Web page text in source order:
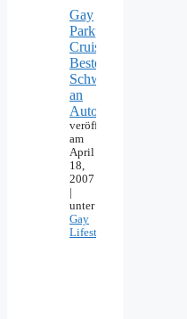
Gay
Parkplatz
Cruising:
Beste
Schwulentreffs
an
Autobahn
veröffentlicht
am
April
18,
2007
unter
Gay
Lifestyle